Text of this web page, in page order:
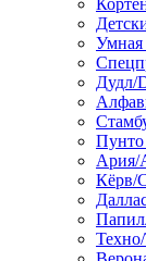
Умная
Дудл/
Ария/
Кёрв/